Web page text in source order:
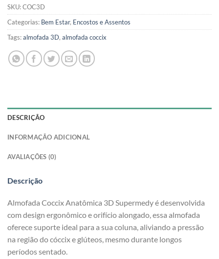
SKU:COC3D
Categorias: Bem Estar, Encostos e Assentos
Tags:almofada 3D, almofada coccix
DESCRIÇÃO
INFORMAÇÃO ADICIONAL
AVALIAÇÕES (0)
Descrição
Almofada Coccix Anatômica 3D Supermedy é desenvolvida
com design ergonômico e orifício alongado, essa almofada
oferece suporte ideal para a sua coluna, aliviando a pressão
na região do cóccix e glúteos, mesmo durante longos
períodos sentado.